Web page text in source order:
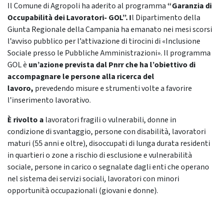
Il Comune di Agropoli ha aderito al programma“Garanzia di
Occupabilità dei Lavoratori- GOL”. Il Dipartimento della
Giunta Regionale della Campania ha emanato nei mesi scorsi
l’avviso pubblico per l’attivazione di tirocini di «Inclusione
Sociale presso le Pubbliche Amministrazioni». Il programma
GOL è un’azione prevista dal Pnrr che ha l’obiettivo di
accompagnare le persone alla ricerca del
lavoro, prevedendo misure e strumenti volte a favorire
l’inserimento lavorativo.
È rivolto a lavoratori fragili o vulnerabili, donne in
condizione di svantaggio, persone con disabilità, lavoratori
maturi (55 anni e oltre), disoccupati di lunga durata residenti
in quartieri o zone a rischio di esclusione e vulnerabilità
sociale, persone in carico o segnalate dagli enti che operano
nel sistema dei servizi sociali, lavoratori con minori
opportunità occupazionali (giovani e donne).